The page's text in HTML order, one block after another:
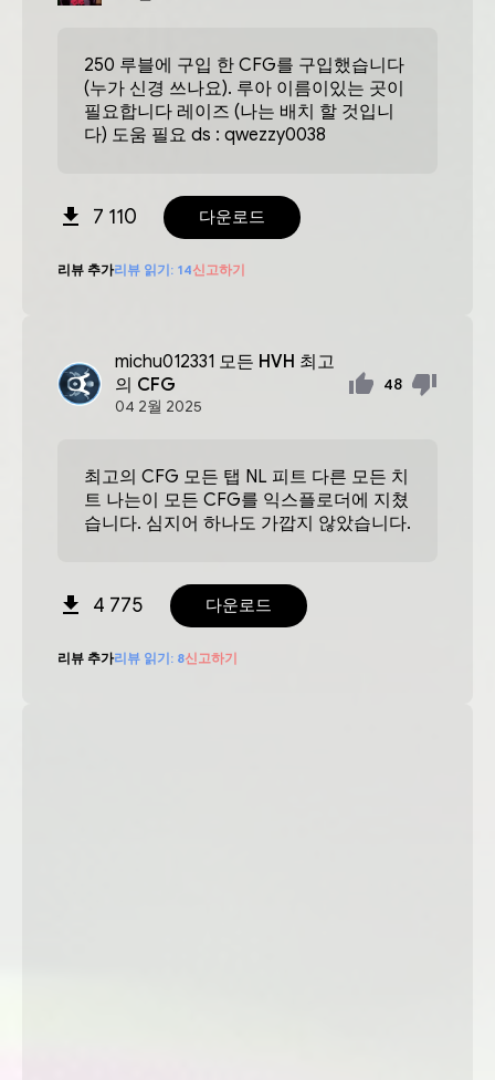
250 루블에 구입 한 CFG를 구입했습니다
(누가 신경 쓰나요). 루아 이름이있는 곳이
필요합니다 레이즈 (나는 배치 할 것입니
다) 도움 필요 ds : qwezzy0038
7 110 다운로드
리뷰 추가리뷰 읽기: 14신고하기
michu012331 모든 HVH 최고
의 CFG
04 2월 2025
48
최고의 CFG 모든 탭 NL 피트 다른 모든 치
트 나는이 모든 CFG를 익스플로더에 지쳤
습니다. 심지어 하나도 가깝지 않았습니다.
4 775 다운로드
리뷰 추가리뷰 읽기: 8신고하기